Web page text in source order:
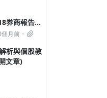
券商報告彙
個月前
析與個股教
文章)